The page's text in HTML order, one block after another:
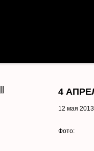
4
12 мая 2013
Фото: